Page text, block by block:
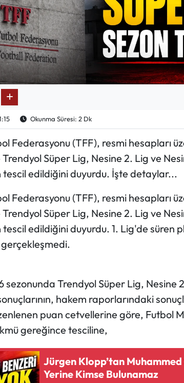
Okunma Süresi: 2 Dk
Federasyonu (TFF), resmi hesapları
Trendyol Süper Lig, Nesine 2. Lig ve
tescil edildiğini duyurdu. İşte detaylar...
Federasyonu (TFF), resmi hesapları
Trendyol Süper Lig, Nesine 2. Lig ve
tescil edildiğini duyurdu. 1. Lig'de süren
sezonunda Trendyol Süper Lig, Nesine
hakem raporlarındaki
puan cetvellerine göre, Futbol
gereğince tesciline,
Jürgen Klopp’tan
Yerine Kimse Bulunamaz